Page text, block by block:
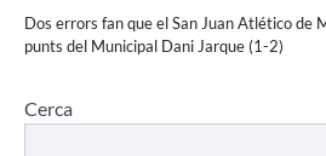
Dos errors fan que el San Juan Atlético de
punts del Municipal Dani Jarque (1-2)
Cerca